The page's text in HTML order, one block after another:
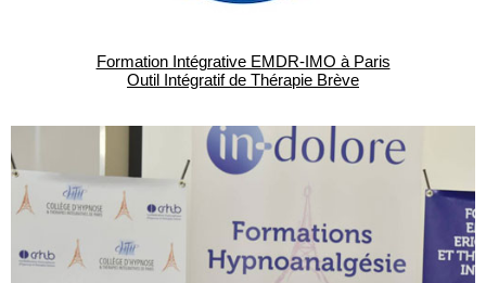
Formation Intégrative EMDR-IMO à Paris
Outil Intégratif de Thérapie Brève